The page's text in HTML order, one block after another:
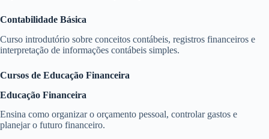
Contabilidade Básica
Curso introdutório sobre conceitos contábeis, registros financeiros e
interpretação de informações contábeis simples.
Cursos de Educação Financeira
Educação Financeira
Ensina como organizar o orçamento pessoal, controlar gastos e
planejar o futuro financeiro.